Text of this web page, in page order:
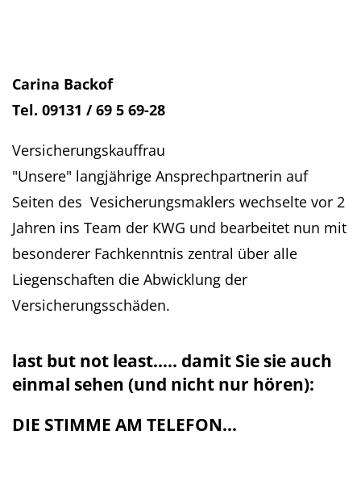
Carina Backof
Tel. 09131 / 69 5 69-28
Versicherungskauffrau
"Unsere" langjährige Ansprechpartnerin auf
Seiten des Vesicherungsmaklers wechselte vor 2
Jahren ins Team der KWG und bearbeitet nun mit
besonderer Fachkenntnis zentral über alle
Liegenschaften die Abwicklung der
Versicherungsschäden.
last but not least..... damit Sie sie auch
einmal sehen (und nicht nur hören):
DIE STIMME AM TELEFON...